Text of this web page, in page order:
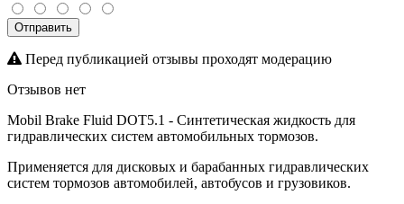
Отправить
Перед публикацией отзывы проходят модерацию
Отзывов нет
Mobil Brake Fluid DOT5.1 - Синтетическая жидкость для
гидравлических систем автомобильных тормозов.
Применяется для дисковых и барабанных гидравлических
систем тормозов автомобилей, автобусов и грузовиков.